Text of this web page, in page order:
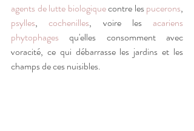
agents de lutte biologique contre les pucerons
psylles, cochenilles, voire les acariens
phytophages qu'elles consomment avec
voracité, ce qui débarrasse les jardins et les
champs de ces nuisibles.